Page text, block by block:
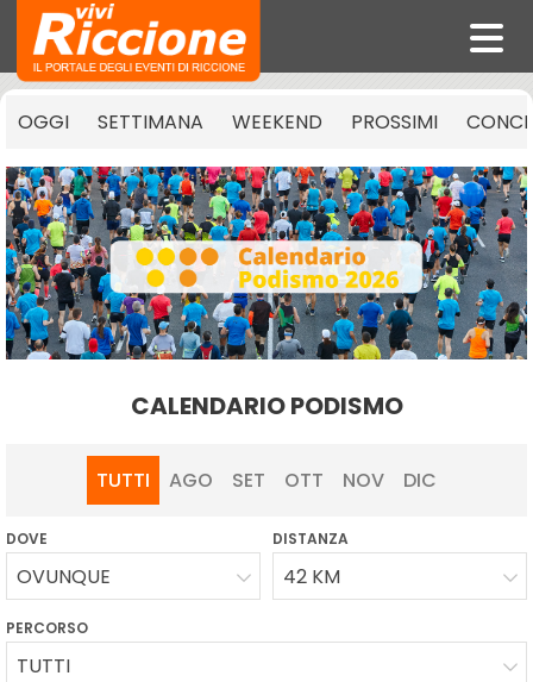
OGGI SETTIMANA WEEKEND PROSSIMI
CALENDARIO PODISMO
TUTTI AGO SET OTT NOV DIC
DOVE
OVUNQUE
DISTANZA
42 KM
PERCORSO
TUTTI